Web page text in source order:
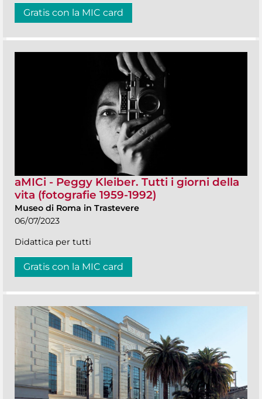
Gratis con la MIC card
aMICi - Peggy Kleiber. Tutti i giorni della
vita (fotografie 1959-1992)
Museo di Roma in Trastevere
06/07/2023
Didattica per tutti
Gratis con la MIC card